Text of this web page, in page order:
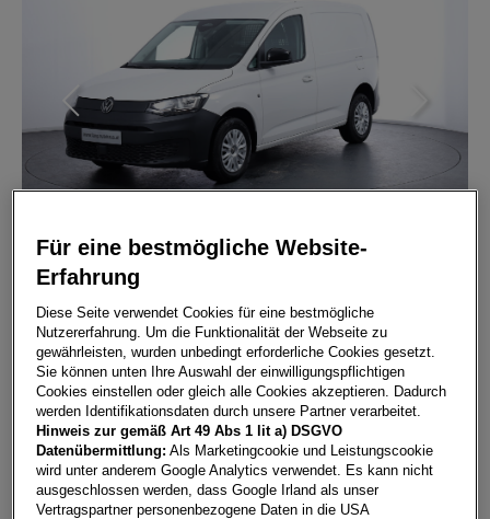
Caddy Cargo TDI
4680 Haag/Hausruck
Leasing Kredit
€294,79**
pro Monat
Für eine bestmögliche Website-
Erfahrung
Diese Seite verwendet Cookies für eine bestmögliche
Nutzererfahrung. Um die Funktionalität der Webseite zu
gewährleisten, wurden unbedingt erforderliche Cookies gesetzt.
Sie können unten Ihre Auswahl der einwilligungspflichtigen
Cookies einstellen oder gleich alle Cookies akzeptieren. Dadurch
werden Identifikationsdaten durch unsere Partner verarbeitet.
Hinweis zur gemäß Art 49 Abs 1 lit a) DSGVO
Datenübermittlung: Als Marketingcookie und Leistungscookie
wird unter anderem Google Analytics verwendet. Es kann nicht
ausgeschlossen werden, dass Google Irland als unser
Vertragspartner personenbezogene Daten in die USA